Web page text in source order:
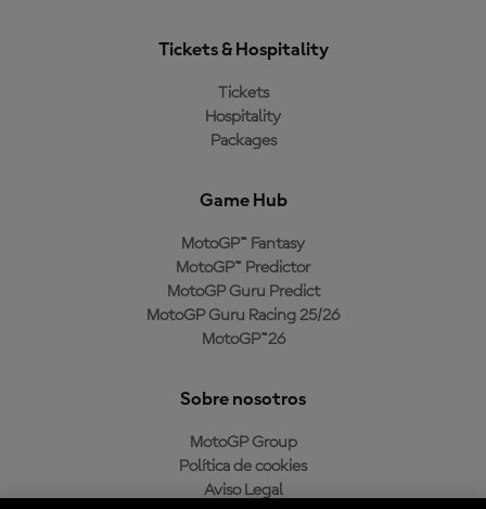
Tickets & Hospitality
Tickets
Hospitality
Packages
Game Hub
MotoGP™ Fantasy
MotoGP™ Predictor
MotoGP Guru Predict
MotoGP Guru Racing 25/26
MotoGP™26
Sobre nosotros
MotoGP Group
Política de cookies
Aviso Legal